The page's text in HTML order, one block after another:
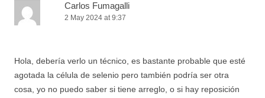
Carlos Fumagalli
2 May 2024 at 9:37
Hola, debería verlo un técnico, es bastante probable que esté
agotada la célula de selenio pero también podría ser otra
cosa, yo no puedo saber si tiene arreglo, o si hay reposición